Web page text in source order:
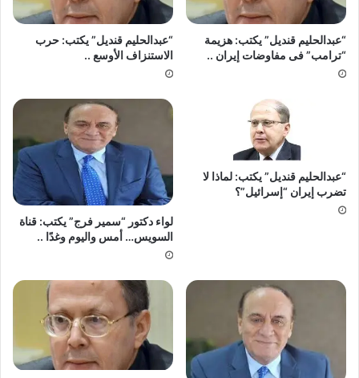
“عبدالحليم قنديل” يكتب: هزيمة
“ترامب” فى مفاوضات إيران ..
“عبدالحليم قنديل” يكتب: حرب
الاستنزاف الأوسع ..
“عبدالحليم قنديل” يكتب: لماذا لا
تضرب إيران “إسرائيل”؟
لواء دكتور “سمير فرج” يكتب: قناة
السويس… أمس واليوم وغدًا ..